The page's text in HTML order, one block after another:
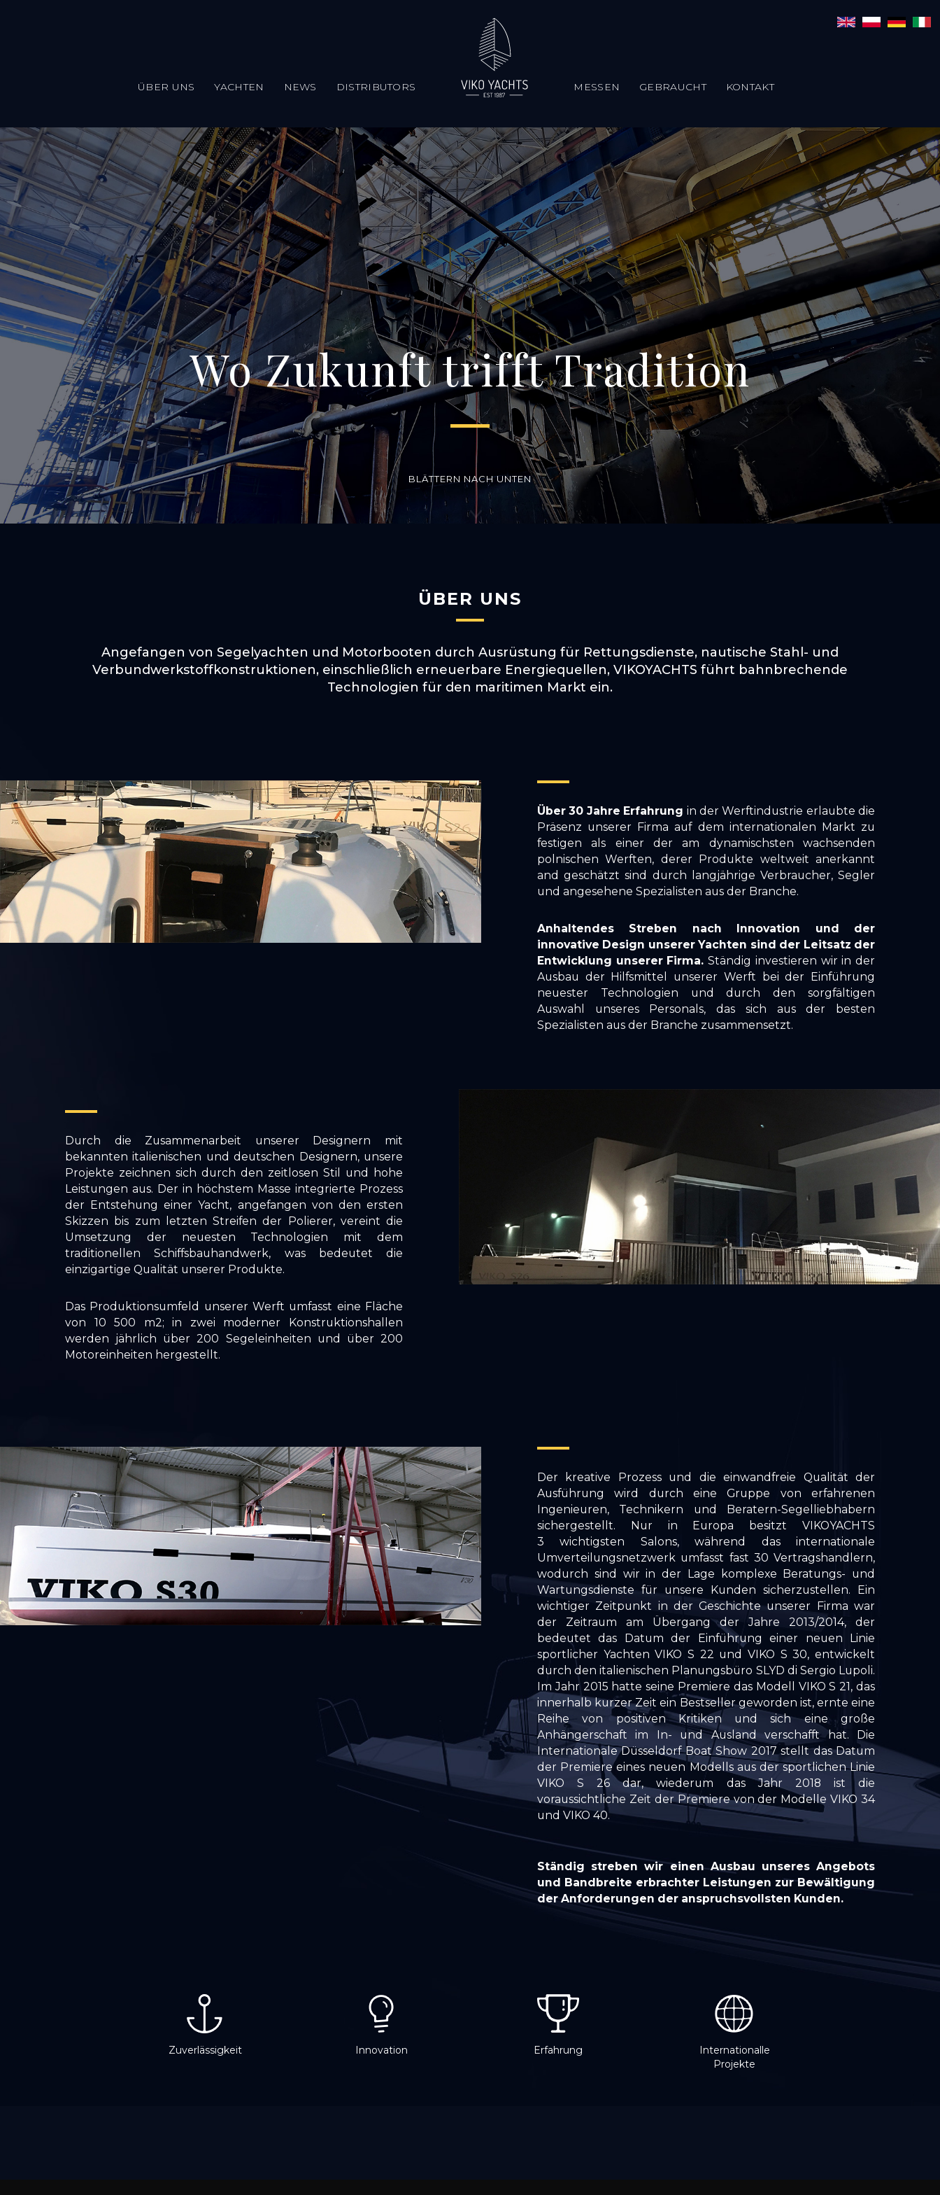
Direkt zum Inhalt
ÜBER UNS YACHTEN NEWS DISTRIBUTORS MESSEN GEBRAUCHT KONTAKT
Wo Zukunft trifft Tradition
BLÄTTERN NACH UNTEN
ÜBER UNS
Angefangen von Segelyachten und Motorbooten durch Ausrüstung für Rettungsdienste, nautische Stahl- und
Verbundwerkstoffkonstruktionen, einschließlich erneuerbare Energiequellen, VIKOYACHTS führt bahnbrechende
Technologien für den maritimen Markt ein.
Über 30 Jahre Erfahrung in der Werftindustrie erlaubte die
Präsenz unserer Firma auf dem internationalen Markt zu
festigen als einer der am dynamischsten wachsenden
polnischen Werften, derer Produkte weltweit anerkannt
and geschätzt sind durch langjährige Verbraucher, Segler
und angesehene Spezialisten aus der Branche.
Anhaltendes Streben nach Innovation und der
innovative Design unserer Yachten sind der Leitsatz der
Entwicklung unserer Firma. Ständig investieren wir in der
Ausbau der Hilfsmittel unserer Werft bei der Einführung
neuester Technologien und durch den sorgfältigen
Auswahl unseres Personals, das sich aus der besten
Spezialisten aus der Branche zusammensetzt.
Durch die Zusammenarbeit unserer Designern mit
bekannten italienischen und deutschen Designern, unsere
Projekte zeichnen sich durch den zeitlosen Stil und hohe
Leistungen aus. Der in höchstem Masse integrierte Prozess
der Entstehung einer Yacht, angefangen von den ersten
Skizzen bis zum letzten Streifen der Polierer, vereint die
Umsetzung der neuesten Technologien mit dem
traditionellen Schiffsbauhandwerk, was bedeutet die
einzigartige Qualität unserer Produkte.
Das Produktionsumfeld unserer Werft umfasst eine Fläche
von 10 500 m2; in zwei moderner Konstruktionshallen
werden jährlich über 200 Segeleinheiten und über 200
Motoreinheiten hergestellt.
Der kreative Prozess und die einwandfreie Qualität der
Ausführung wird durch eine Gruppe von erfahrenen
Ingenieuren, Technikern und Beratern-Segelliebhabern
sichergestellt. Nur in Europa besitzt VIKOYACHTS
3 wichtigsten Salons, während das internationale
Umverteilungsnetzwerk umfasst fast 30 Vertragshandlern,
wodurch sind wir in der Lage komplexe Beratungs- und
Wartungsdienste für unsere Kunden sicherzustellen. Ein
wichtiger Zeitpunkt in der Geschichte unserer Firma war
der Zeitraum am Übergang der Jahre 2013/2014, der
bedeutet das Datum der Einführung einer neuen Linie
sportlicher Yachten VIKO S 22 und VIKO S 30, entwickelt
durch den italienischen Planungsbüro SLYD di Sergio Lupoli.
Im Jahr 2015 hatte seine Premiere das Modell VIKO S 21, das
innerhalb kurzer Zeit ein Bestseller geworden ist, ernte eine
Reihe von positiven Kritiken und sich eine große
Anhängerschaft im In- und Ausland verschafft hat. Die
Internationale Düsseldorf Boat Show 2017 stellt das Datum
der Premiere eines neuen Modells aus der sportlichen Linie
VIKO S 26 dar, wiederum das Jahr 2018 ist die
voraussichtliche Zeit der Premiere von der Modelle VIKO 34
und VIKO 40.
Ständig streben wir einen Ausbau unseres Angebots
und Bandbreite erbrachter Leistungen zur Bewältigung
der Anforderungen der anspruchsvollsten Kunden.
Zuverlässigkeit Innovation Erfahrung
Internationalle
Projekte